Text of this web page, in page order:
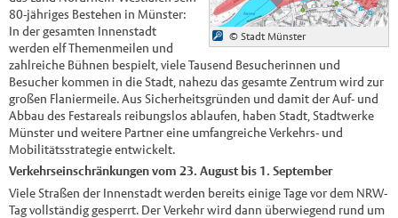
© Stadt Münster
80-jähriges Bestehen in Münster:
In der gesamten Innenstadt
werden elf Themenmeilen und
zahlreiche Bühnen bespielt, viele Tausend Besucherinnen und
Besucher kommen in die Stadt, nahezu das gesamte Zentrum wird zur
großen Flaniermeile. Aus Sicherheitsgründen und damit der Auf- und
Abbau des Festareals reibungslos ablaufen, haben Stadt, Stadtwerke
Münster und weitere Partner eine umfangreiche Verkehrs- und
Mobilitätsstrategie entwickelt.
Verkehrseinschränkungen vom 23. August bis 1. September
Viele Straßen der Innenstadt werden bereits einige Tage vor dem NRW-
Tag vollständig gesperrt. Der Verkehr wird dann überwiegend rund um